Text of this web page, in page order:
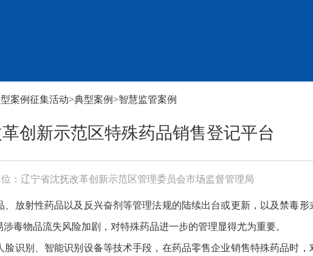
案例征集活动>典型案例>智慧监管案例
创新示范区特殊药品销售登记平台
：辽宁省沈抚改革创新示范区管理委员会市场监督管理局
放射性药品以及反兴奋剂等管理法规的陆续出台或更新，以及禁毒
毒物品流失风险加剧，对特殊药品进一步的管理显得尤为重要。
识别、智能识别设备等技术手段，在药品零售企业销售特殊药品时，